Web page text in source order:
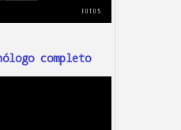
completo